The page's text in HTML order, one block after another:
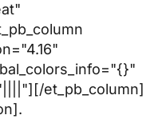
et_pb_column]